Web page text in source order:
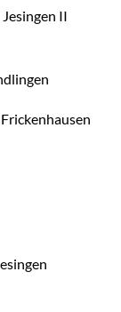
II